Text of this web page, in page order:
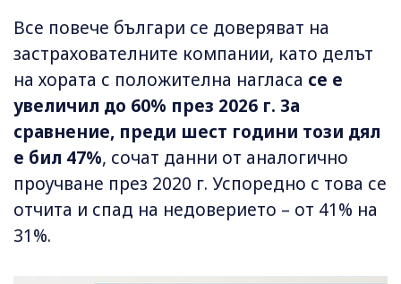
Все повече българи се доверяват на
застрахователните компании, като делът
на хората с положителна нагласа се е
увеличил до 60% през 2026 г. За
сравнение, преди шест години този дял
е бил 47%, сочат данни от аналогично
проучване през 2020 г. Успоредно с това се
отчита и спад на недоверието – от 41% на
31%.